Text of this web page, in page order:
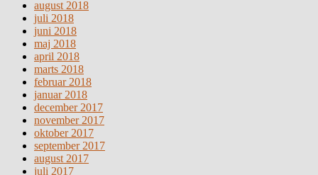
august 2018
juli 2018
juni 2018
maj 2018
april 2018
marts 2018
februar 2018
januar 2018
december 2017
november 2017
oktober 2017
september 2017
august 2017
juli 2017